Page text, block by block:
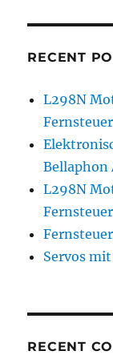
RECENT
L298N
Bellaphon
L298N
Servos
RECENT